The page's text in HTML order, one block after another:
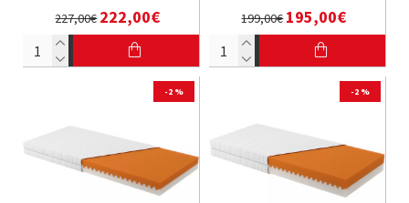
227,00€222,00€ 199,00€195,00€
-2 % -2 %